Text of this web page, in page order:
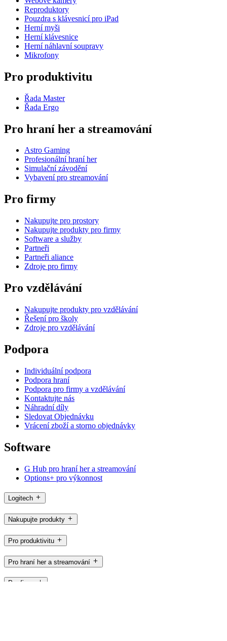
Reproduktory
Pouzdra s klávesnicí pro iPad
Herní myši
Herní klávesnice
Herní náhlavní soupravy
Mikrofony
Pro produktivitu
Řada Master
Řada Ergo
Pro hraní her a streamování
Astro Gaming
Profesionální hraní her
Simulační závodění
Vybavení pro streamování
Pro firmy
Nakupujte pro prostory
Nakupujte produkty pro firmy
Software a služby
Partneři
Partneři aliance
Zdroje pro firmy
Pro vzdělávání
Nakupujte produkty pro vzdělávání
Řešení pro školy
Zdroje pro vzdělávání
Podpora
Individuální podpora
Podpora hraní
Podpora pro firmy a vzdělávání
Kontaktujte nás
Náhradní díly
Sledovat Objednávku
Vrácení zboží a storno objednávky
Software
G Hub pro hraní her a streamování
Options+ pro výkonnost
Logitech
Nakupujte produkty
Pro produktivitu
Pro hraní her a streamování
Pro firmy